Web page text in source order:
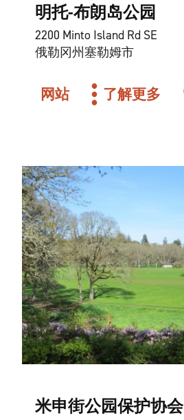
明托-布朗岛公园
2200 Minto Island Rd SE
俄勒冈州塞勒姆市
网站 了解更多
米申街公园保护协会